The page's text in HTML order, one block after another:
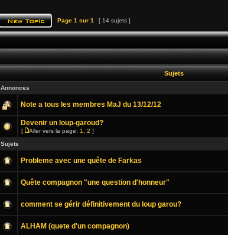
Page 1 sur 1 [ 14 sujets ]
Sujets
Annonces
Note a tous les membres MaJ du 13/12/12
Devenir un loup-garoud?
[ Aller vers la page: 1 2 ]
Sujets
Probleme avec une quête de Farkas
Quête compagnon "une question d'honneur"
comment se gérir définitivement du loup garou?
ALHAM (quete d'un compagnon)